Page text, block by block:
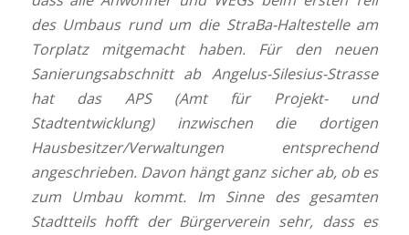
des Umbaus rund um die StraBa-Haltestelle am
Torplatz mitgemacht haben. Für den neuen
Sanierungsabschnitt ab Angelus-Silesius-Strasse
hat das APS (Amt für Projekt- und
Stadtentwicklung) inzwischen die dortigen
Hausbesitzer/Verwaltungen entsprechend
angeschrieben. Davon hängt ganz sicher ab, ob es
zum Umbau kommt. Im Sinne des gesamten
Stadtteils hofft der Bürgerverein sehr, dass es